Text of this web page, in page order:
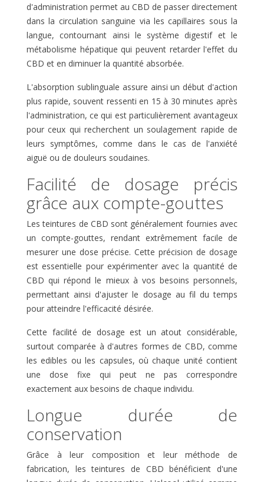
d'administration permet au CBD de passer directement
dans la circulation sanguine via les capillaires sous la
langue, contournant ainsi le système digestif et le
métabolisme hépatique qui peuvent retarder l'effet du
CBD et en diminuer la quantité absorbée.
L'absorption sublinguale assure ainsi un début d'action
plus rapide, souvent ressenti en 15 à 30 minutes après
l'administration, ce qui est particulièrement avantageux
pour ceux qui recherchent un soulagement rapide de
leurs symptômes, comme dans le cas de l'anxiété
aiguë ou de douleurs soudaines.
Facilité de dosage précis
grâce aux compte-gouttes
Les teintures de CBD sont généralement fournies avec
un compte-gouttes, rendant extrêmement facile de
mesurer une dose précise. Cette précision de dosage
est essentielle pour expérimenter avec la quantité de
CBD qui répond le mieux à vos besoins personnels,
permettant ainsi d'ajuster le dosage au fil du temps
pour atteindre l'efficacité désirée.
Cette facilité de dosage est un atout considérable,
surtout comparée à d'autres formes de CBD, comme
les edibles ou les capsules, où chaque unité contient
une dose fixe qui peut ne pas correspondre
exactement aux besoins de chaque individu.
Longue durée de
conservation
Grâce à leur composition et leur méthode de
fabrication, les teintures de CBD bénéficient d'une